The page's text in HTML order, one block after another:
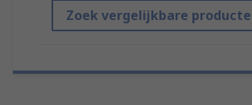
Zoek vergelijkbare